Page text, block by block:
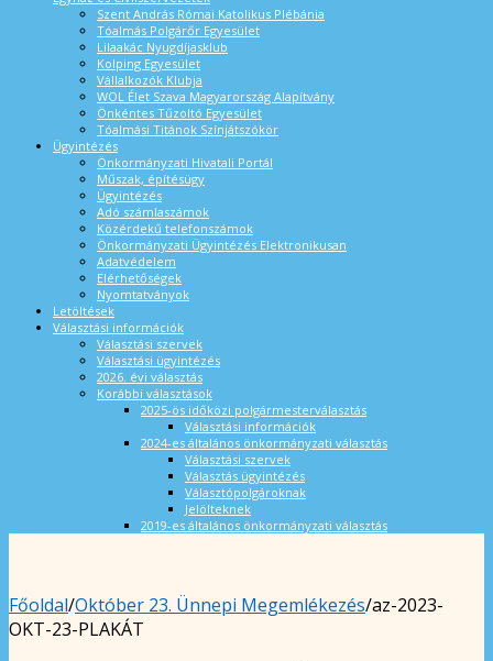
Szent András Római Katolikus Plébánia
Tóalmás Polgárőr Egyesület
Lilaakác Nyugdíjasklub
Kolping Egyesület
Vállalkozók Klubja
WOL Élet Szava Magyarország Alapítvány
Önkéntes Tűzoltó Egyesület
Tóalmási Titánok Színjátszókör
Ügyintézés
Önkormányzati Hivatali Portál
Műszak, építésügy
Ügyintézés
Adó számlaszámok
Közérdekű telefonszámok
Önkormányzati Ügyintézés Elektronikusan
Adatvédelem
Elérhetőségek
Nyomtatványok
Letöltések
Választási információk
Választási szervek
Választási ügyintézés
2026. évi választás
Korábbi választások
2025-ös időközi polgármesterválasztás
Választási információk
2024-es általános önkormányzati választás
Választási szervek
Választás ügyintézés
Választópolgároknak
Jelölteknek
2019-es általános önkormányzati választás
Főoldal/Október 23. Ünnepi Megemlékezés/az-2023-
OKT-23-PLAKÁT